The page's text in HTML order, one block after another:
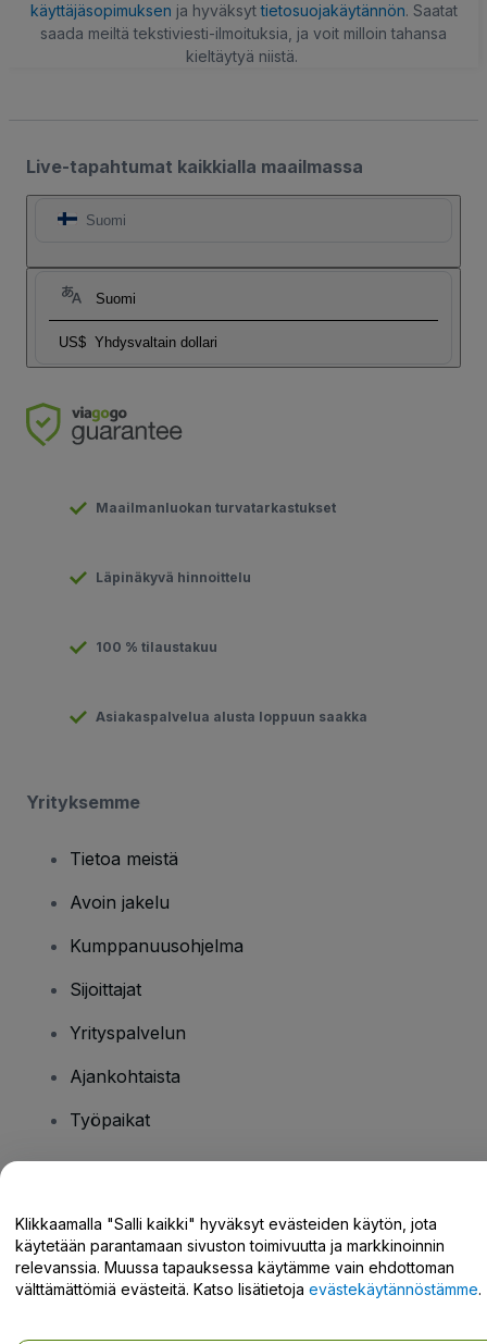
käyttäjäsopimuksen ja hyväksyttietosuojakäytännön. Saatat
saada meiltä tekstiviesti-ilmoituksia, ja voit milloin tahansa
kieltäytyä niistä.
Live-tapahtumat kaikkialla maailmassa
Suomi
Suomi
US$ Yhdysvaltain dollari
Maailmanluokan turvatarkastukset
Läpinäkyvä hinnoittelu
100 % tilaustakuu
Asiakaspalvelua alusta loppuun saakka
Yrityksemme
Tietoa meistä
Avoin jakelu
Kumppanuusohjelma
Sijoittajat
Yrityspalvelun
Ajankohtaista
Työpaikat
Tukikeskus / Ota meihin yhteyttä
Klikkaamalla "Salli kaikki" hyväksyt evästeiden käytön, jota
käytetään parantamaan sivuston toimivuutta ja markkinoinnin
relevanssia. Muussa tapauksessa käytämme vain ehdottoman
välttämättömiä evästeitä. Katso lisätietoja evästekäytännöstämme.